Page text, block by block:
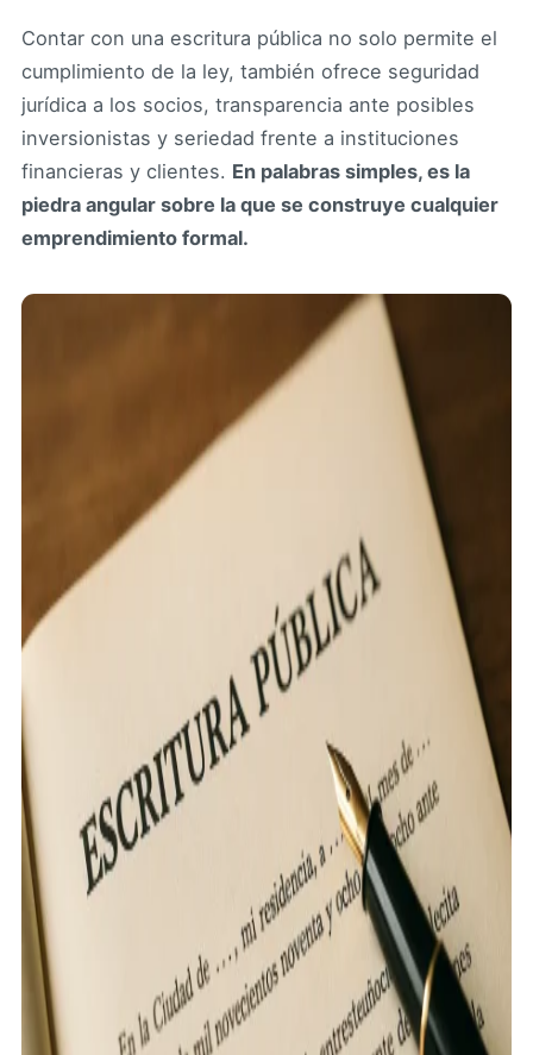
Contar con una escritura pública no solo permite el
cumplimiento de la ley, también ofrece seguridad
jurídica a los socios, transparencia ante posibles
inversionistas y seriedad frente a instituciones
financieras y clientes. En palabras simples, es la
piedra angular sobre la que se construye cualquier
emprendimiento formal.